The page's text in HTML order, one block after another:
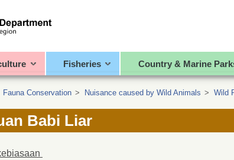
Fisheries Country & Marine
Fauna Conservation > Nuisance caused by Wild Animals > Wild
Babi Liar